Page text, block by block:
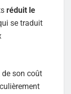
réduit le
se traduit
son coût